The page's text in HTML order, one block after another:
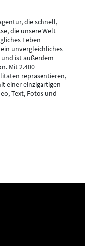
die schnell,
die unsere Welt
Leben
unvergleichliches
ist außerdem
Mit 2.400
repräsentieren,
einer einzigartigen
Text, Fotos und